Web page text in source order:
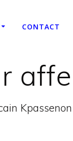
CONTACT